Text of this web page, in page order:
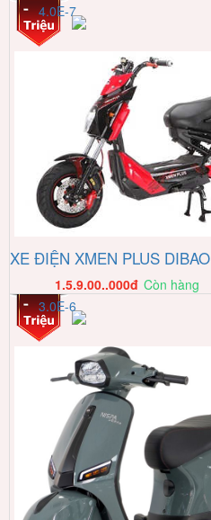
4.0E-7
XE ĐIỆN XMEN PLUS DIBAO
1.5.9.00..000đ Còn hàng
3.0E-6